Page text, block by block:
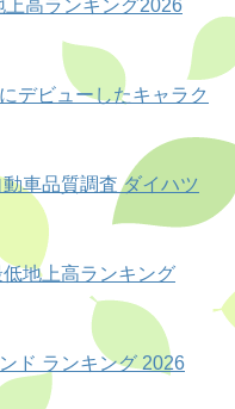
上高ランキング2026
デビューしたキャラク
動車品質調査 ダイハツ
低地上高ランキング
ド ランキング 2026